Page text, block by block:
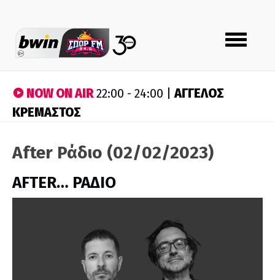
Toggle
navigation
NOW ON AIR22:00 - 24:00 |ΑΓΓΕΛΟΣ
ΚΡΕΜΑΣΤΟΣ
After Ράδιο (02/02/2023)
AFTER… ΡΑΔΙΟ